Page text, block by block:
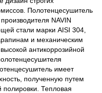
Полотенцесушитель
NAVIN
стали марки AISI 304,
и механическим
антикоррозийной
имеет
полученную путем
полировки. Тепловая